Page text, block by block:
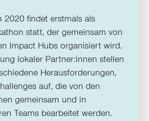
2020 findet erstmals als
statt, der gemeinsam von
Impact Hubs organisiert wird.
lokaler Partner:innen stellen
Herausforderungen,
auf, die von den
gemeinsam und in
Teams bearbeitet werden.